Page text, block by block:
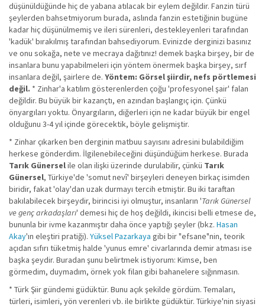
düşünüldüğünde hiç de yabana atılacak bir eylem değildir. Fanzin türü
şeylerden bahsetmiyorum burada, aslında fanzin estetiğinin bugüne
kadar hiç düşünülmemiş ve ileri sürenleri, destekleyenleri tarafından
'kadük' bırakılmış tarafından bahsediyorum. Evinizde derginizi basınız
ve onu sokağa, nete ve mecraya dağıtınız! demek başka birşey, bir de
insanlara bunu yapabilmeleri için yöntem önermek başka birşey, sırf
insanlara değil, şairlere de. Yöntem: Görsel şiirdir, nefs pörtlemesi
değil. * Zinhar'a katılım gösterenlerden çoğu 'profesyonel şair' falan
değildir. Bu büyük bir kazançtı, en azından başlangıç için. Çünkü
önyargıları yoktu. Önyargıların, diğerleri için ne kadar büyük bir engel
olduğunu 3-4 yıl içinde görecektik, böyle gelişmiştir.
* Zinhar çıkarken ben derginin matbuu sayısını adresini bulabildiğim
herkese gönderdim. İlgilenebileceğini düşündüğüm herkese. Burada
Tarık Günerselile olan ilişki üzerinde durulabilir, çünkü Tarık
Günersel, Türkiye'de 'somut nevî' birşeyleri deneyen birkaç isimden
biridir, fakat 'olay'dan uzak durmayı tercih etmiştir. Bu iki taraftan
bakılabilecek birşeydir, birincisi iyi olmuştur, insanların 'Tarık Günersel
ve genç arkadaşları' demesi hiç de hoş değildi, ikincisi belli etmese de,
bununla bir ivme kazanmıştır daha önce yaptığı şeyler (bkz. Hasan
Akay'ın eleştiri pratiği). Yüksel Pazarkaya gibi bir "efsane"nin, teorik
açıdan sıfırı tüketmiş halde 'yunus emre' civarlarında demir atması ise
başka şeydir. Buradan şunu belirtmek istiyorum: Kimse, ben
görmedim, duymadım, örnek yok filan gibi bahanelere sığınmasın.
* Türk Şiir gündemi güdüktür. Bunu açık şekilde gördüm. Temaları,
türleri, isimleri, yön verenleri vb. ile birlikte güdüktür. Türkiye'nin siyasi